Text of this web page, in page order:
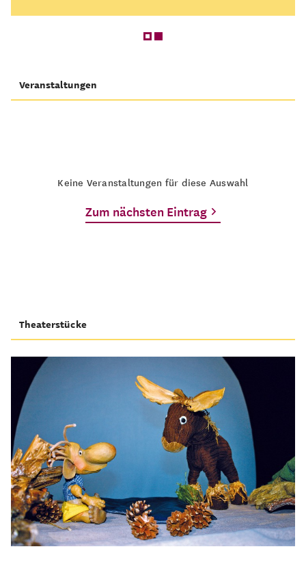
Veranstaltungen
Keine Veranstaltungen für diese Auswahl
Zum nächsten Eintrag
Theaterstücke